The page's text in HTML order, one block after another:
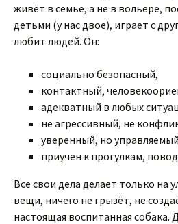
живёт в семье, а не в вольере,
детьми (у нас двое), играет с
любит людей. Он:
социально безопасный,
контактный,
адекватный в любых
не агрессивный, не
уверенный, но
приучен к прогулкам,
Все свои дела делает только на
вещи, ничего не грызёт, не
настоящая воспитанная собака.